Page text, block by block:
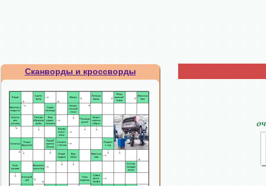
Сканворды и кроссворды